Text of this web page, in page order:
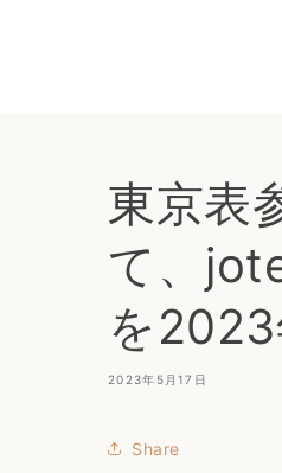
東京表
て、
を2023
2023年5月17日
Share